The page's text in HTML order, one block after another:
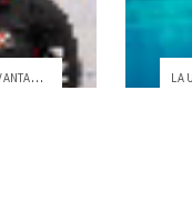
¿QUÉ HACE TAN ESPECIALES A LAS LEVANTADO...